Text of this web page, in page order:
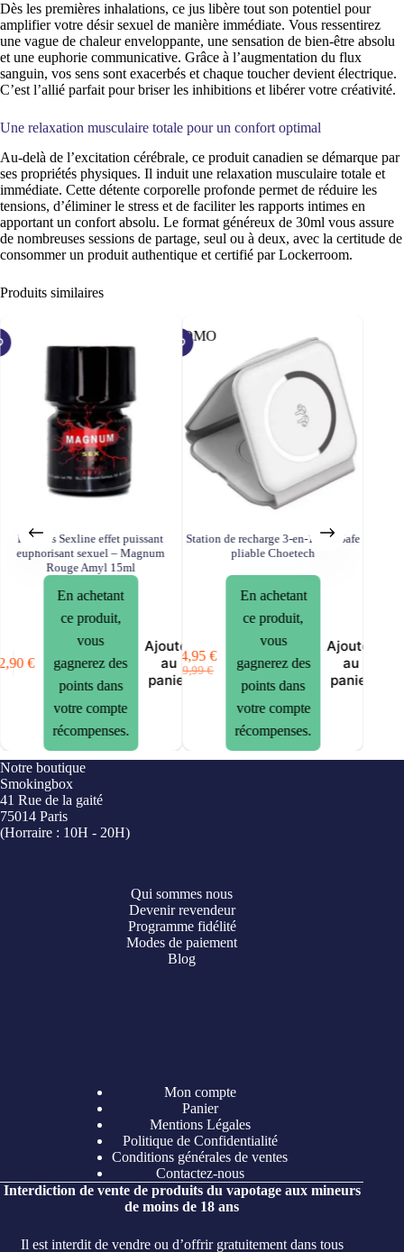
Dès les premières inhalations, ce jus libère tout son potentiel pour
amplifier votre désir sexuel de manière immédiate. Vous ressentirez
une vague de chaleur enveloppante, une sensation de bien-être absolu
et une euphorie communicative. Grâce à l’augmentation du flux
sanguin, vos sens sont exacerbés et chaque toucher devient électrique.
C’est l’allié parfait pour briser les inhibitions et libérer votre créativité.
Une relaxation musculaire totale pour un confort optimal
Au-delà de l’excitation cérébrale, ce produit canadien se démarque par
ses propriétés physiques. Il induit une relaxation musculaire totale et
immédiate. Cette détente corporelle profonde permet de réduire les
tensions, d’éliminer le stress et de faciliter les rapports intimes en
apportant un confort absolu. Le format généreux de 30ml vous assure
de nombreuses sessions de partage, seul ou à deux, avec la certitude de
consommer un produit authentique et certifié par Lockerroom.
Produits similaires
Poppers Sexline effet puissant
euphorisant sexuel – Magnum
Rouge Amyl 15ml
€
En achetant
ce produit,
vous
gagnerez des
points dans
votre compte
récompenses.
Ajouter
au
panier
PROMO
Station de recharge 3-en-1 MagSafe
pliable Choetech
29,99€
Le
29,99 €.
24,95€
Le
24,95 €.
En achetant
ce produit,
vous
gagnerez des
points dans
votre compte
récompenses.
Ajouter
au
panier
Notre boutique
Smokingbox
41 Rue de la gaité
75014 Paris
(Horraire : 10H - 20H)
Qui sommes nous
Devenir revendeur
Programme fidélité
Modes de paiement
Blog
Mon compte
Panier
Mentions Légales
Politique de Confidentialité
Conditions générales de ventes
Contactez-nous
Interdiction de vente de produits du vapotage aux mineurs
de moins de 18 ans
Il est interdit de vendre ou d’offrir gratuitement dans tous